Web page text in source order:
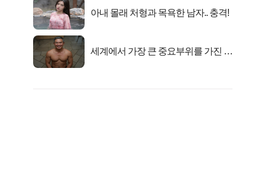
아내 몰래 처형과 목욕한 남자.. 충격!
세계에서 가장 큰 중요부위를 가진 남